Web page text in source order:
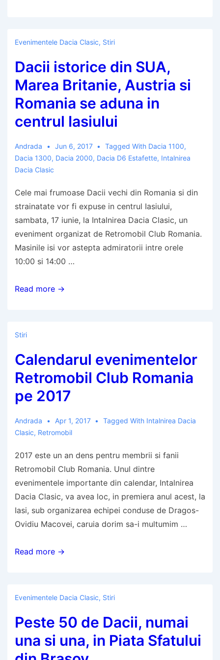
Evenimentele Dacia Clasic, Stiri
Dacii istorice din SUA,
Marea Britanie, Austria si
Romania se aduna in
centrul Iasiului
Andrada Jun 6, 2017 Tagged With Dacia 1100,
Dacia 1300, Dacia 2000, Dacia D6 Estafette, Intalnirea
Dacia Clasic
Cele mai frumoase Dacii vechi din Romania si din
strainatate vor fi expuse in centrul Iasiului,
sambata, 17 iunie, la Intalnirea Dacia Clasic, un
eveniment organizat de Retromobil Club Romania.
Masinile isi vor astepta admiratorii intre orele
10:00 si 14:00 …
Dacii
SUA,
Britanie,
Austria
si
Romania se
in
centrul
Iasiului
Read more →
Stiri
Calendarul evenimentelor
Retromobil Club Romania
pe 2017
Andrada Apr 1, 2017 Tagged With Intalnirea Dacia
Clasic, Retromobil
2017 este un an dens pentru membrii si fanii
Retromobil Club Romania. Unul dintre
evenimentele importante din calendar, Intalnirea
Dacia Clasic, va avea loc, in premiera anul acest, la
Iasi, sub organizarea echipei conduse de Dragos-
Ovidiu Macovei, caruia dorim sa-i multumim …
Calendarul
Club
pe
Read more →
Evenimentele Dacia Clasic, Stiri
Peste 50 de Dacii, numai
una si una, in Piata Sfatului